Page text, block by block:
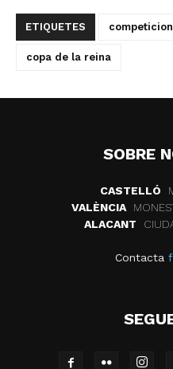
ETIQUETES
copa de la reina
SOBRE
CASTELLÓ
VALÈNCIA
ALACANT
Contacta